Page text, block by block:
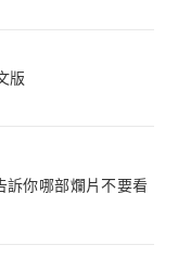
版
你哪部爛片不要看